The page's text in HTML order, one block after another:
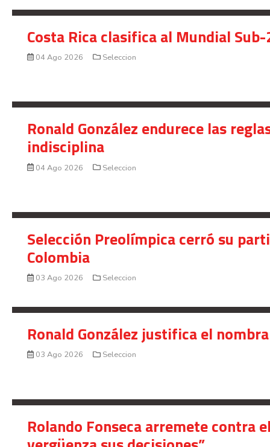
Costa Rica clasifica al Mundial
04 Ago 2026 Seleccion
Ronald González endurece las
indisciplina
04 Ago 2026 Seleccion
Selección Preolímpica cerró su
Colombia
03 Ago 2026 Seleccion
Ronald González justifica el
03 Ago 2026 Seleccion
Rolando Fonseca arremete contra